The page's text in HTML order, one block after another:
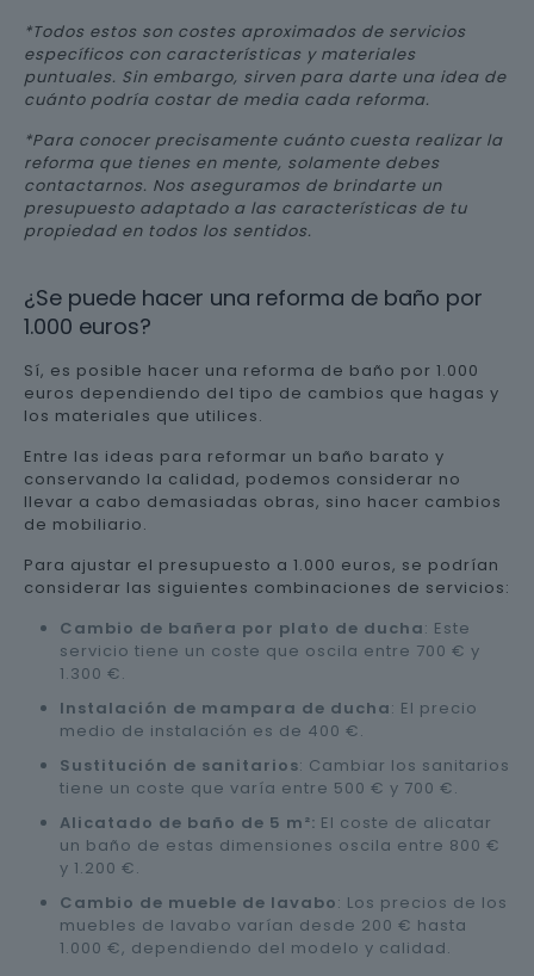
*Todos estos son costes aproximados de servicios
específicos con características y materiales
puntuales. Sin embargo, sirven para darte una idea de
cuánto podría costar de media cada reforma.
*Para conocer precisamente cuánto cuesta realizar la
reforma que tienes en mente, solamente debes
contactarnos. Nos aseguramos de brindarte un
presupuesto adaptado a las características de tu
propiedad en todos los sentidos.
¿Se puede hacer una reforma de baño por
1.000 euros?
Sí, es posible hacer una reforma de baño por 1.000
euros dependiendo del tipo de cambios que hagas y
los materiales que utilices.
Entre las ideas para reformar un baño barato y
conservando la calidad, podemos considerar no
llevar a cabo demasiadas obras, sino hacer cambios
de mobiliario.
Para ajustar el presupuesto a 1.000 euros, se podrían
considerar las siguientes combinaciones de servicios:
Cambio de bañera por plato de ducha: Este
servicio tiene un coste que oscila entre 700 € y
1.300 €.
Instalación de mampara de ducha: El precio
medio de instalación es de 400 €.
Sustitución de sanitarios: Cambiar los sanitarios
tiene un coste que varía entre 500 € y 700 €.
Alicatado de baño de 5 m²: El coste de alicatar
un baño de estas dimensiones oscila entre 800 €
y 1.200 €.
Cambio de mueble de lavabo: Los precios de los
muebles de lavabo varían desde 200 € hasta
1.000 €, dependiendo del modelo y calidad.